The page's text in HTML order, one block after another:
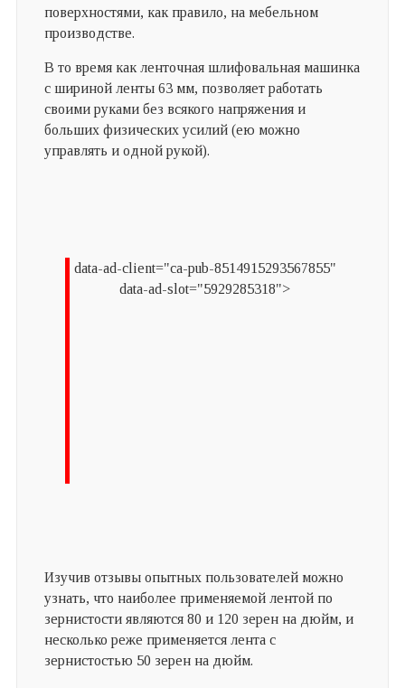
поверхностями, как правило, на мебельном
производстве.
В то время как ленточная шлифовальная машинка
с шириной ленты 63 мм, позволяет работать
своими руками без всякого напряжения и
больших физических усилий (ею можно
управлять и одной рукой).
data-ad-client="ca-pub-8514915293567855"
data-ad-slot="5929285318">
Изучив отзывы опытных пользователей можно
узнать, что наиболее применяемой лентой по
зернистости являются 80 и 120 зерен на дюйм, и
несколько реже применяется лента с
зернистостью 50 зерен на дюйм.